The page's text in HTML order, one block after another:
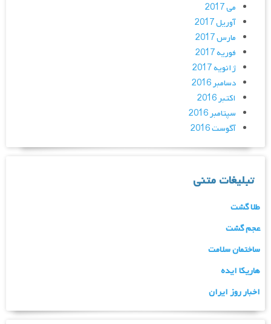
می 2017
آوریل 2017
مارس 2017
فوریه 2017
ژانویه 2017
دسامبر 2016
اکتبر 2016
سپتامبر 2016
آگوست 2016
تبلیغات متنی
طلا گشت
عجم گشت
ساختمان سلامت
هاریکا ایده
اخبار روز ایران